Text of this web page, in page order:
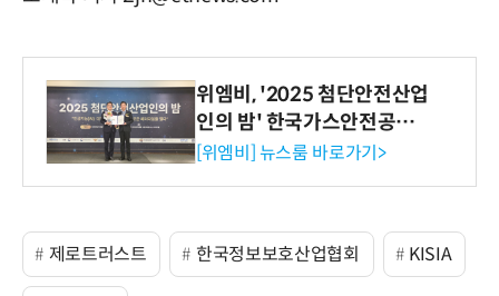
위엠비, '2025 첨단안전산업
인의 밤' 한국가스안전공사
사장상 수상
[위엠비] 뉴스룸 바로가기>
제로트러스트 한국정보보호산업협회 KISIA